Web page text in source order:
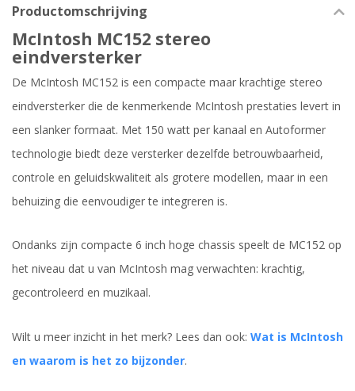
Productomschrijving
McIntosh MC152 stereo
eindversterker
De McIntosh MC152 is een compacte maar krachtige stereo
eindversterker die de kenmerkende McIntosh prestaties levert in
een slanker formaat. Met 150 watt per kanaal en Autoformer
technologie biedt deze versterker dezelfde betrouwbaarheid,
controle en geluidskwaliteit als grotere modellen, maar in een
behuizing die eenvoudiger te integreren is.
Ondanks zijn compacte 6 inch hoge chassis speelt de MC152 op
het niveau dat u van McIntosh mag verwachten: krachtig,
gecontroleerd en muzikaal.
Wilt u meer inzicht in het merk? Lees dan ook: Wat is McIntosh
en waarom is het zo bijzonder.